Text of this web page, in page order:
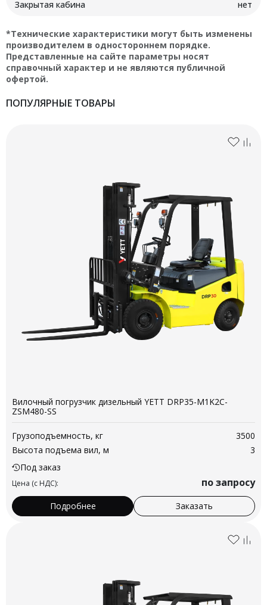
Закрытая кабина нет
*Технические характеристики могут быть изменены
производителем в одностороннем порядке.
Представленные на сайте параметры носят
справочный характер и не являются публичной
офертой.
ПОПУЛЯРНЫЕ ТОВАРЫ
Вилочный погрузчик дизельный YETT DRP35-M1K2C-
ZSM480-SS
Грузоподъемность, кг
3500
Высота подъема вил, м
3
Под заказ
Цена (с НДС): по запросу
Подробнее Заказать